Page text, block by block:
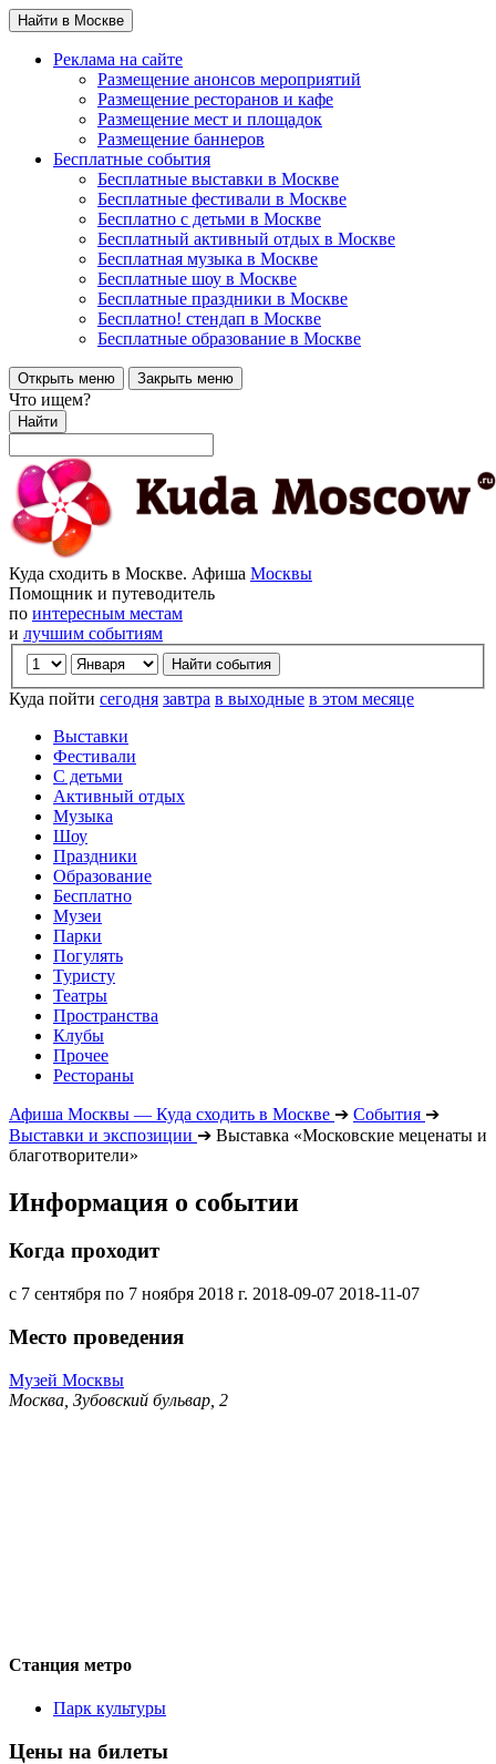
Найти в Москве
Реклама на сайте
Размещение анонсов мероприятий
Размещение ресторанов и кафе
Размещение мест и площадок
Размещение баннеров
Бесплатные события
Бесплатные выставки в Москве
Бесплатные фестивали в Москве
Бесплатно с детьми в Москве
Бесплатный активный отдых в Москве
Бесплатная музыка в Москве
Бесплатные шоу в Москве
Бесплатные праздники в Москве
Бесплатно! стендап в Москве
Бесплатные образование в Москве
Открыть меню Закрыть меню
Что ищем?
Найти
Куда сходить в Москве. Афиша Москвы
Помощник и путеводитель
по интересным местам
и лучшим событиям
Куда пойти сегодня завтра в выходные в этом месяце
Выставки
Фестивали
С детьми
Активный отдых
Музыка
Шоу
Праздники
Образование
Бесплатно
Музеи
Парки
Погулять
Туристу
Театры
Пространства
Клубы
Прочее
Рестораны
Афиша Москвы — Куда сходить в Москве ➔ События ➔
Выставки и экспозиции ➔ Выставка «Московские меценаты и
благотворители»
Информация о событии
Когда проходит
с 7 сентября по 7 ноября 2018 г. 2018-09-07 2018-11-07
Место проведения
Музей Москвы
Москва, Зубовский бульвар, 2
Станция метро
Парк культуры
Цены на билеты